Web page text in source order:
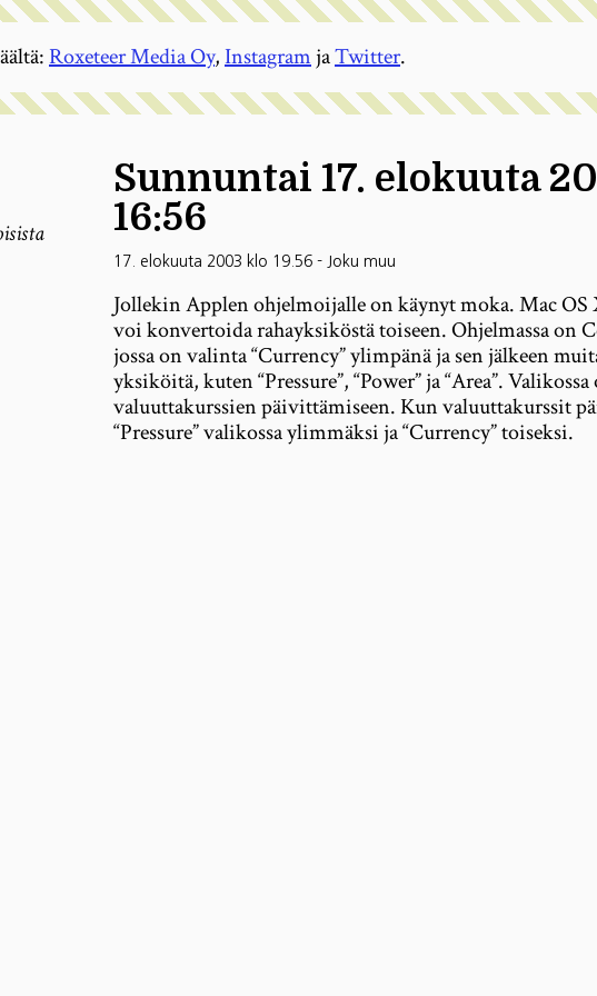
Sunnuntai 17. elokuuta
16:56
17. elokuuta 2003 klo 19.56- Joku muu
Jollekin Applen ohjelmoijalle on käynyt moka. Mac OS
voi konvertoida rahayksiköstä toiseen. Ohjelmassa on
jossa on valinta “Currency” ylimpänä ja sen jälkeen
yksiköitä, kuten “Pressure”, “Power” ja “Area”.
valuuttakurssien päivittämiseen. Kun valuuttakurssit
“Pressure” valikossa ylimmäksi ja “Currency” toiseksi.
Roxeteer Media Oy,InstagramjaTwitter.